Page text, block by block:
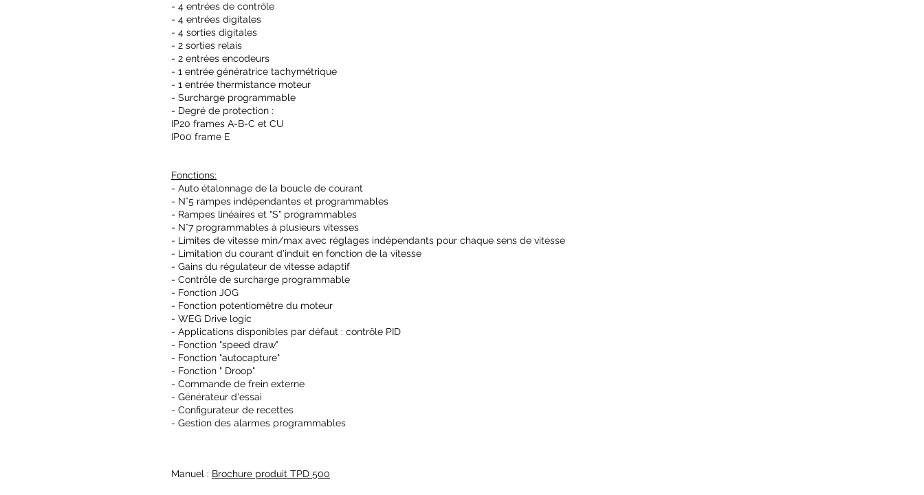
- 4 entrées de contrôle
- 4 entrées digitales
- 4 sorties digitales
- 2 sorties relais
- 2 entrées encodeurs
- 1 entrée génératrice tachymétrique
- 1 entrée thermistance moteur
- Surcharge programmable
- Degré de protection :
IP20 frames A-B-C et CU
IP00 frame E
Fonctions:
- Auto étalonnage de la boucle de courant
- N°5 rampes indépendantes et programmables
- Rampes linéaires et "S" programmables
- N°7 programmables à plusieurs vitesses
- Limites de vitesse min/max avec réglages indépendants pour chaque sens de vitesse
- Limitation du courant d'induit en fonction de la vitesse
- Gains du régulateur de vitesse adaptif
- Contrôle de surcharge programmable
- Fonction JOG
- Fonction potentiomètre du moteur
- WEG Drive logic
- Applications disponibles par défaut : contrôle PID
- Fonction "speed draw"
- Fonction "autocapture"
- Fonction " Droop"
- Commande de frein externe
- Générateur d'essai
- Configurateur de recettes
- Gestion des alarmes programmables
Manuel : Brochure produit TPD 500